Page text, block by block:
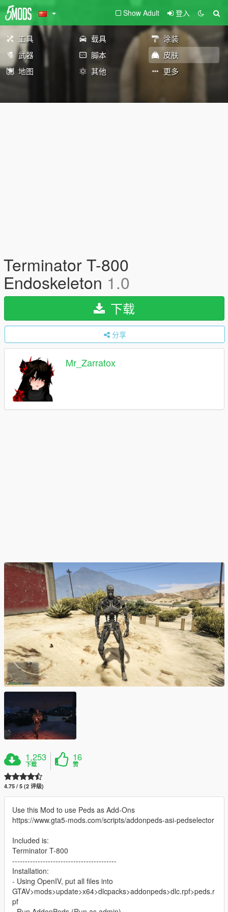
Show Adult 登入
工具 载具
涂装
武器
脚本
皮肤
地图
其他 更多
Terminator T-800
Endoskeleton 1.0
下载
分享
Mr_Zarratox
1,253
下载
16
赞
4.75 / 5 (2 评级)
Use this Mod to use Peds as Add-Ons
https://www.gta5-mods.com/scripts/addonpeds-asi-pedselector
Included is:
Terminator T-800
-----------------------------------------
Installation:
- Using OpenIV, put all files into
GTAV>mods>update>x64>dlcpacks>addonpeds>dlc.rpf>peds.r
pf